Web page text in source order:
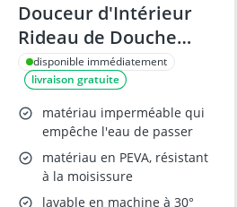
Douceur d'Intérieur
Rideau de Douche
Vitamine, PEVA,
180x200 cm
disponible immédiatement
livraison gratuite
matériau imperméable qui
empêche l'eau de passer
matériau en PEVA, résistant
à la moisissure
lavable en machine à 30°